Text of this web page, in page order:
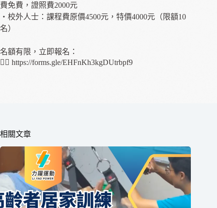
費免費，證照費2000元
・校外人士：課程費原價4500元，特價4000元（限額10
名）
名額有限，立即報名：
👉🏼 https://forms.gle/EHFnKh3kgDUtrbpf9
相關文章